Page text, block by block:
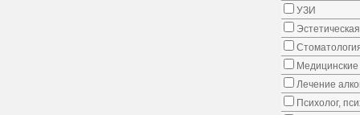
УЗИ
Медицинские
Лечение
Психолог,